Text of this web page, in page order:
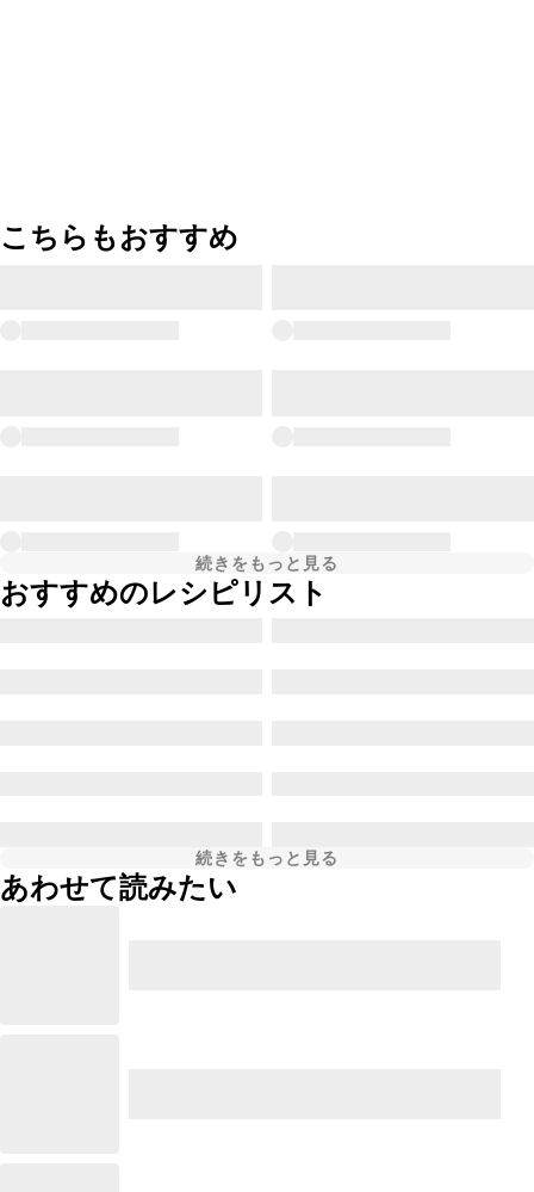
こちらもおすすめ
続きをもっと見る
おすすめのレシピリスト
続きをもっと見る
あわせて読みたい